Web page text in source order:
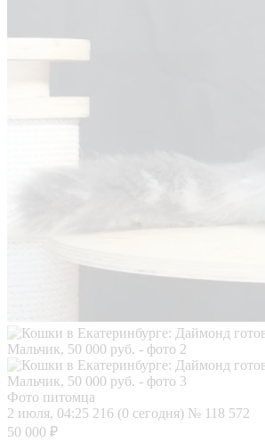
Фото питомца
2 июля, 04:25 216 (0 сегодня) № 118 572
50 000 ₽